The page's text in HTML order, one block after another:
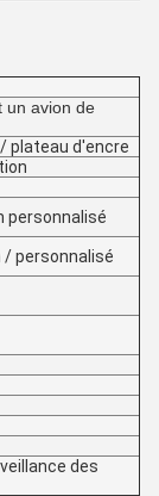
un avion de
plateau d'encre
personnalisé
personnalisé
des